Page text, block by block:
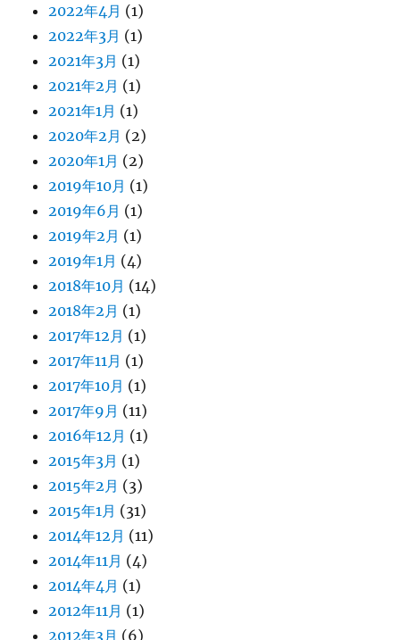
2022年4月 (1)
2022年3月 (1)
2021年3月 (1)
2021年2月 (1)
2021年1月 (1)
2020年2月 (2)
2020年1月 (2)
2019年10月 (1)
2019年6月 (1)
2019年2月 (1)
2019年1月 (4)
2018年10月 (14)
2018年2月 (1)
2017年12月 (1)
2017年11月 (1)
2017年10月 (1)
2017年9月 (11)
2016年12月 (1)
2015年3月 (1)
2015年2月 (3)
2015年1月 (31)
2014年12月 (11)
2014年11月 (4)
2014年4月 (1)
2012年11月 (1)
2012年3月 (6)